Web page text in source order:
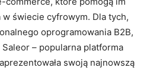
⁤w świecie⁤ cyfrowym. ⁣Dla tych,​
oprogramowania⁤ B2B,
– popularna platforma
swoją najnowszą